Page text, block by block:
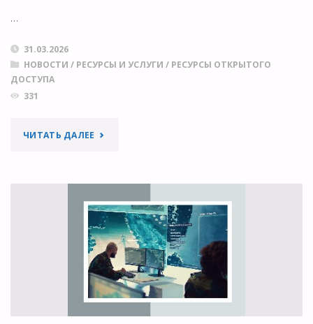
…
31.03.2026
НОВОСТИ / РЕСУРСЫ И УСЛУГИ / РЕСУРСЫ ОТКРЫТОГО
ДОСТУПА
331
ЧИТАТЬ ДАЛЕЕ "БИБЛИОТЕКА
НАУКИ:
МЫ
ТАМ,
ГДЕ